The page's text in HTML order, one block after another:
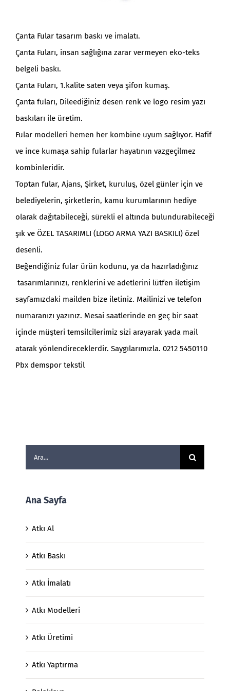
Çanta Fular tasarım baskı ve imalatı.
Çanta Fuları, insan sağlığına zarar vermeyen eko-teks
belgeli baskı.
Çanta Fuları, 1.kalite saten veya şifon kumaş.
Çanta fuları, Dileediğiniz desen renk ve logo resim yazı
baskıları ile üretim.
Fular modelleri hemen her kombine uyum sağlıyor. Hafif
ve ince kumaşa sahip fularlar hayatının vazgeçilmez
kombinleridir.
Toptan fular, Ajans, Şirket, kuruluş, özel günler için ve
belediyelerin, şirketlerin, kamu kurumlarının hediye
olarak dağıtabileceği, sürekli el altında bulundurabileceği
şık ve ÖZEL TASARIMLI (LOGO ARMA YAZI BASKILI) özel
desenli.
Beğendiğiniz fular ürün kodunu, ya da hazırladığınız
tasarımlarınızı, renklerini ve adetlerini lütfen iletişim
sayfamızdaki mailden bize iletiniz. Mailinizi ve telefon
numaranızı yazınız. Mesai saatlerinde en geç bir saat
içinde müşteri temsilcilerimiz sizi arayarak yada mail
atarak yönlendireceklerdir. Saygılarımızla. 0212 5450110
Pbx demspor tekstil
Ara:
Ana Sayfa
Atkı Al
Atkı Baskı
Atkı İmalatı
Atkı Modelleri
Atkı Üretimi
Atkı Yaptırma